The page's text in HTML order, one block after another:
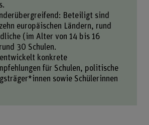
Beteiligt sind
europäischen Ländern, rund
(im Alter von 14 bis 16
30 Schulen.
konkrete
für Schulen, politische
sowie Schülerinnen